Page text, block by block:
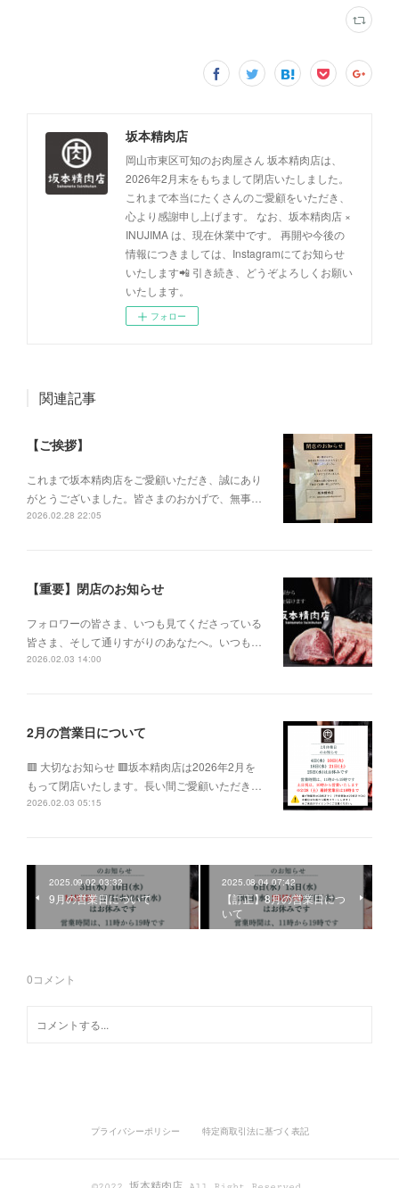
坂本精肉店
岡山市東区可知のお肉屋さん 坂本精肉店は、
2026年2月末をもちまして閉店いたしました。
これまで本当にたくさんのご愛顧をいただき、
心より感謝申し上げます。 なお、坂本精肉店 ×
INUJIMA は、現在休業中です。 再開や今後の
情報につきましては、Instagramにてお知らせ
いたします📲 引き続き、どうぞよろしくお願い
いたします。
フォロー
関連記事
【ご挨拶】
これまで坂本精肉店をご愛顧いただき、誠にあり
がとうございました。皆さまのおかげで、無事…
2026.02.28 22:05
【重要】閉店のお知らせ
フォロワーの皆さま、いつも見てくださっている
皆さま、そして通りすがりのあなたへ。いつも…
2026.02.03 14:00
2月の営業日について
🟥 大切なお知らせ 🟥坂本精肉店は2026年2月を
もって閉店いたします。長い間ご愛顧いただき…
2026.02.03 05:15
2025.09.02 03:32
9月の営業日について
2025.08.04 07:42
【訂正】8月の営業日につ
いて
0コメント
プライバシーポリシー 特定商取引法に基づく表記